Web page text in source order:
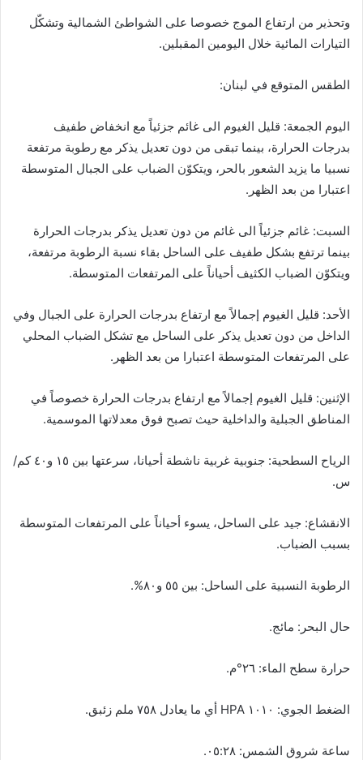
وتحذير من ارتفاع الموج خصوصا على الشواطئ الشمالية وتشكّل
التيارات المائية خلال اليومين المقبلين.
الطقس المتوقع في لبنان:
اليوم الجمعة: قليل الغيوم الى غائم جزئياً مع انخفاض طفيف
بدرجات الحرارة، بينما تبقى من دون تعديل يذكر مع رطوبة مرتفعة
نسبيا ما يزيد الشعور بالحر، ويتكوّن الضباب على الجبال المتوسطة
اعتبارا من بعد الظهر.
السبت: غائم جزئياً الى غائم من دون تعديل يذكر بدرجات الحرارة
بينما ترتفع بشكل طفيف على الساحل بقاء نسبة الرطوبة مرتفعة،
ويتكوّن الضباب الكثيف أحياناً على المرتفعات المتوسطة.
الأحد: قليل الغيوم إجمالاً مع ارتفاع بدرجات الحرارة على الجبال وفي
الداخل من دون تعديل يذكر على الساحل مع تشكل الضباب المحلي
على المرتفعات المتوسطة اعتبارا من بعد الظهر.
الإثنين: قليل الغيوم إجمالاً مع ارتفاع بدرجات الحرارة خصوصاً في
المناطق الجبلية والداخلية حيث تصبح فوق معدلاتها الموسمية.
الرياح السطحية: جنوبية غربية ناشطة أحيانا، سرعتها بين ١٥ و٤٠ كم/
س.
الانقشاع: جيد على الساحل، يسوء أحياناً على المرتفعات المتوسطة
بسبب الضباب.
الرطوبة النسبية على الساحل: بين ٥٥ و٨٠%.
حال البحر: مائج.
حرارة سطح الماء: ٢٦°م.
الضغط الجوي: ١٠١٠ HPA أي ما يعادل ٧٥٨ ملم زئبق.
ساعة شروق الشمس: ٠٥:٢٨.